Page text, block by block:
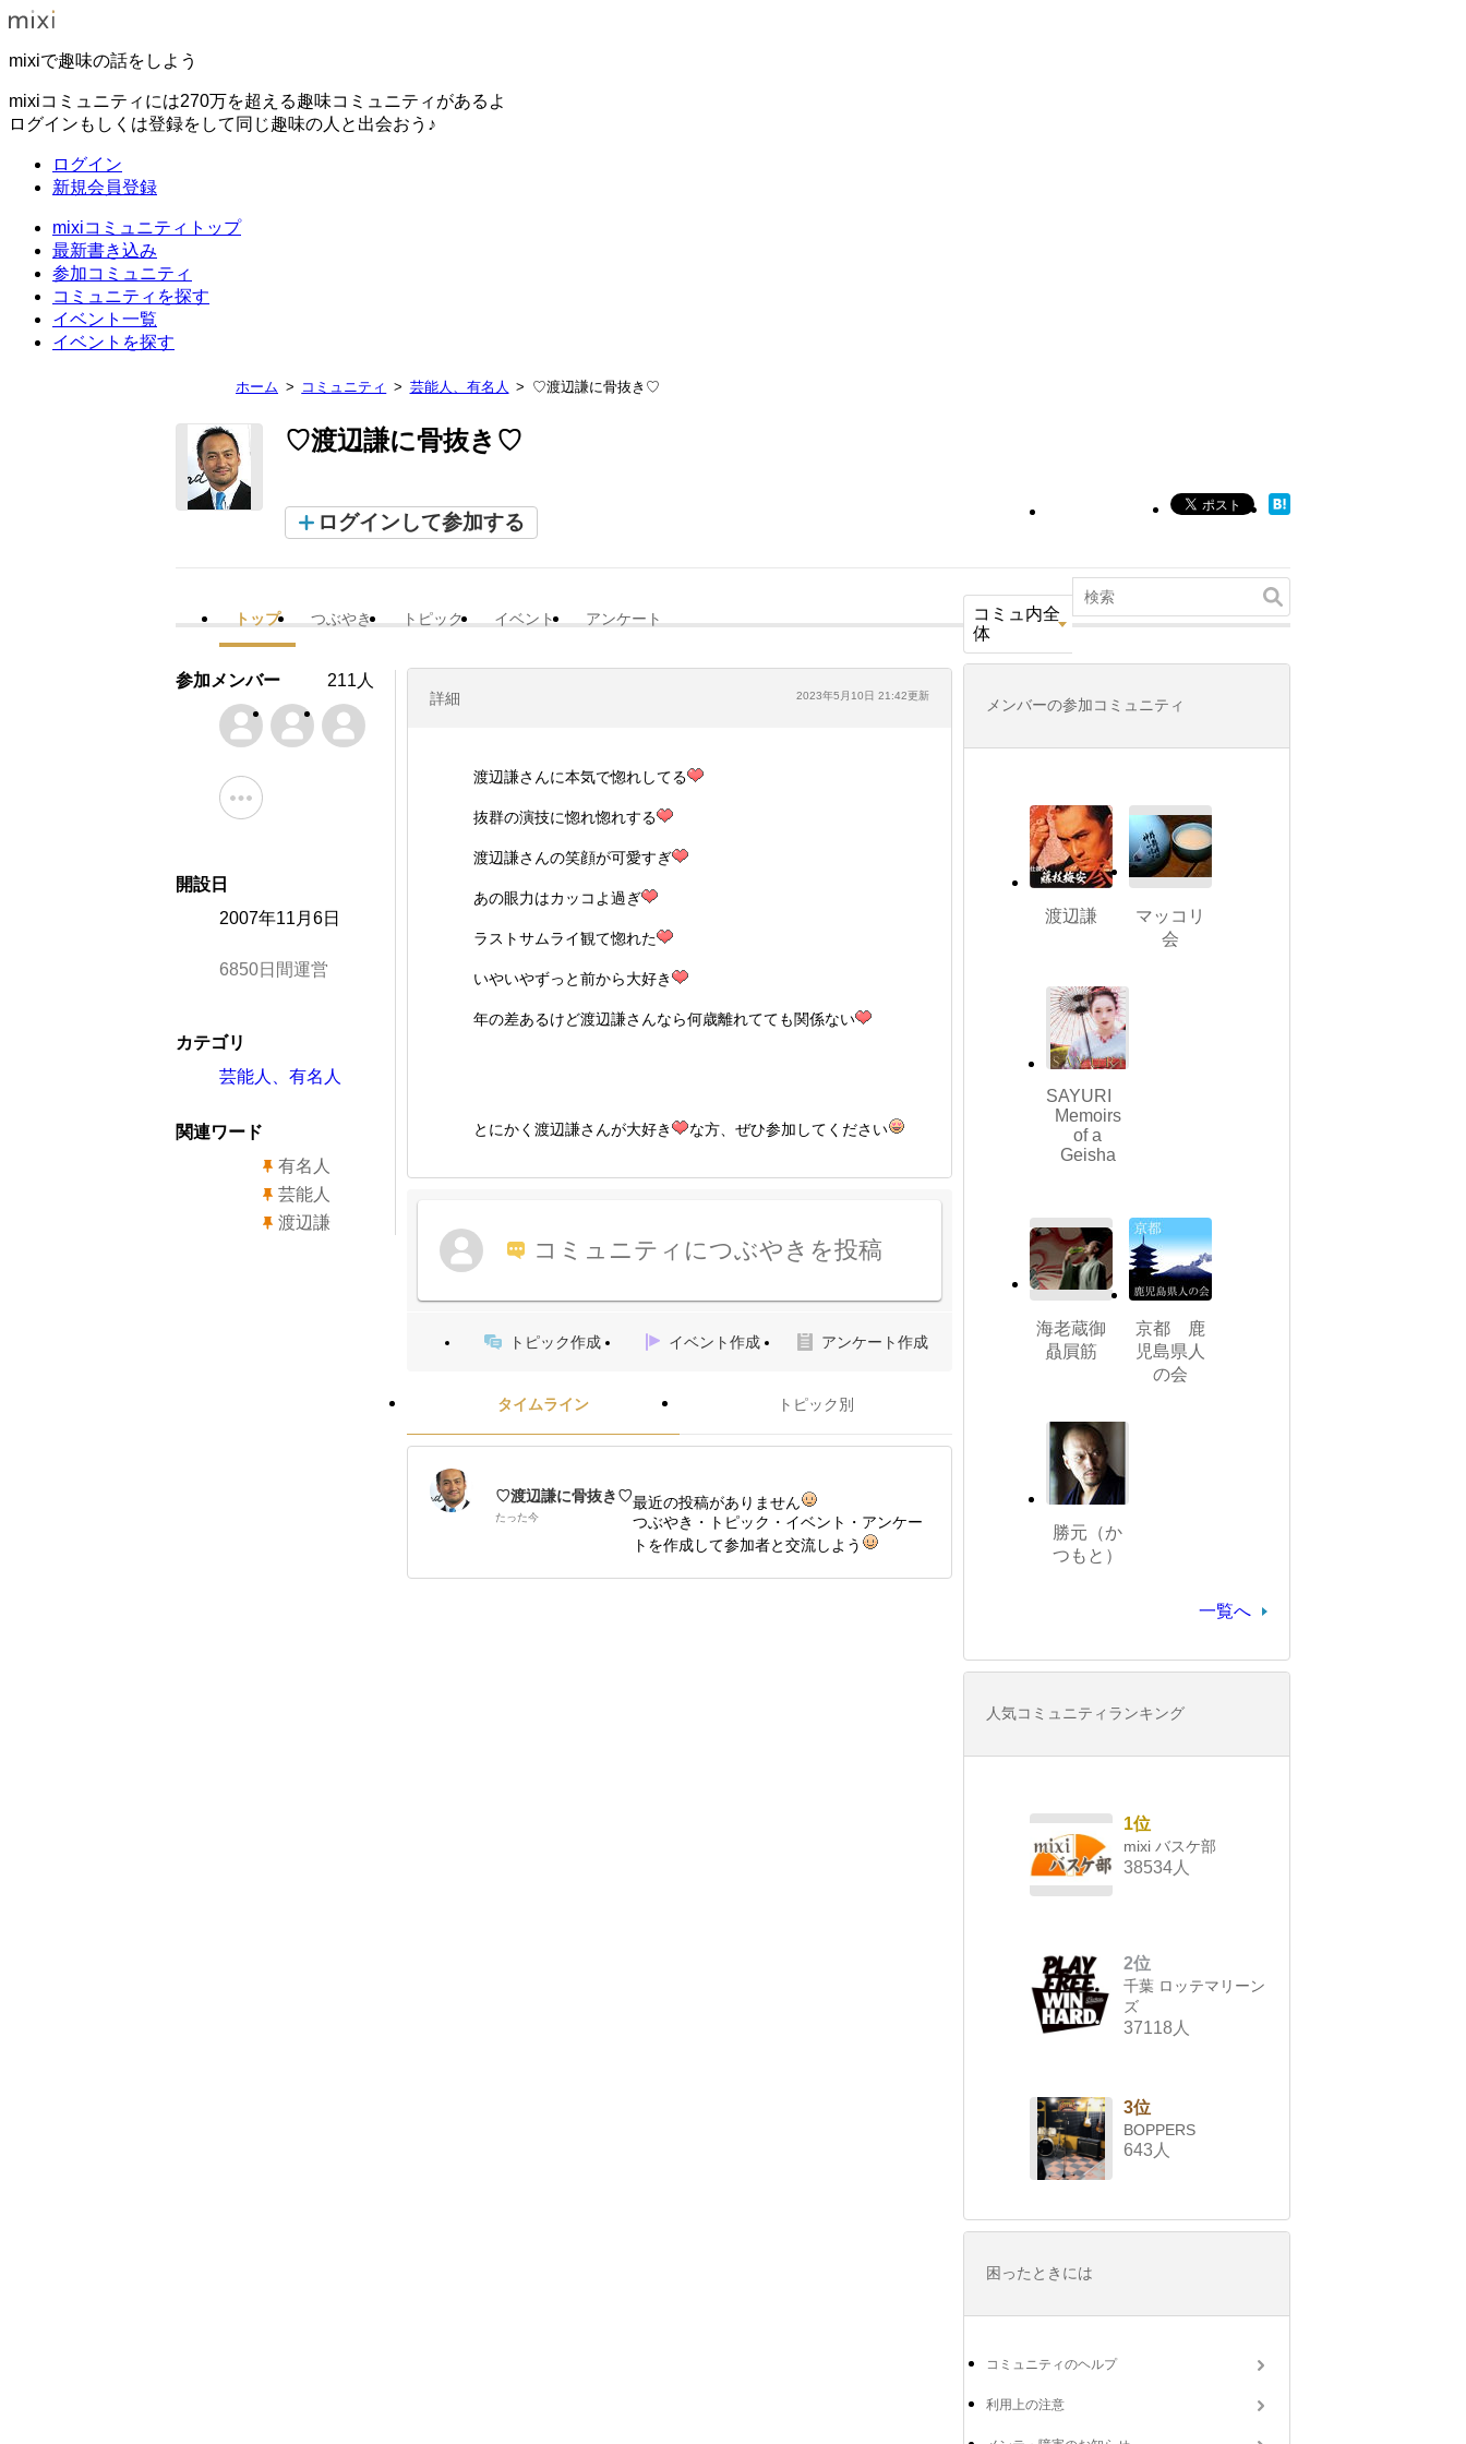
mixiで趣味の話をしよう
mixiコミュニティには270万を超える趣味コミュニティがあるよ
ログインもしくは登録をして同じ趣味の人と出会おう♪
ログイン
新規会員登録
mixiコミュニティトップ
最新書き込み
参加コミュニティ
コミュニティを探す
イベント一覧
イベントを探す
ホーム コミュニティ 芸能人、有名人 ♡渡辺謙に骨抜き♡
♡渡辺謙に骨抜き♡
ログインして参加する
トップ つぶやき トピック イベント アンケート
コミュ内全
体
詳細 2023年5月10日 21:42更新
渡辺謙さんに本気で惚れしてる
抜群の演技に惚れ惚れする
渡辺謙さんの笑顔が可愛すぎ
あの眼力はカッコよ過ぎ
ラストサムライ観て惚れた
いやいやずっと前から大好き
年の差あるけど渡辺謙さんなら何歳離れてても関係ない
とにかく渡辺謙さんが大好き な方、ぜひ参加してください
コミュニティにつぶやきを投稿
トピック作成 イベント作成 アンケート作成
タイムライン トピック別
♡渡辺謙に骨抜き♡
たった今
最近の投稿がありません
つぶやき・トピック・イベント・アンケー
トを作成して参加者と交流しよう
参加メンバー 211人
開設日
2007年11月6日
6850日間運営
カテゴリ
芸能人、有名人
関連ワード
有名人
芸能人
渡辺謙
メンバーの参加コミュニティ
渡辺謙
マッコリ
会
SAYURI
Memoirs
of a
Geisha
海老蔵御
贔屓筋
京都 鹿
児島県人
の会
勝元（か
つもと）
一覧へ
人気コミュニティランキング
1位
mixi バスケ部
38534人
2位
千葉 ロッテマリーン
ズ
37118人
3位
BOPPERS
643人
困ったときには
コミュニティのヘルプ
利用上の注意